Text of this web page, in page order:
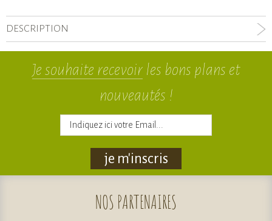
DESCRIPTION
Je souhaite recevoirles bons plans et
nouveautés !
je m'inscris
NOS PARTENAIRES